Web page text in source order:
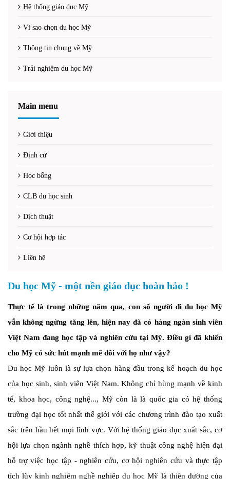
Hệ thống giáo dục Mỹ
Vì sao chọn du học Mỹ
Thông tin chung về Mỹ
Trải nghiệm du học Mỹ
Main menu
Giới thiệu
Định cư
Học bổng
CLB du học sinh
Dịch thuật
Cơ hội hợp tác
Liên hệ
Du học Mỹ - một nền giáo dục hoàn hảo !
Thực tế là trong những năm qua, con số người đi du học Mỹ
vẫn không ngừng tăng lên, hiện nay đã có hàng ngàn sinh viên
Việt Nam đang học tập và nghiên cứu tại Mỹ. Điều gì đã khiến
cho Mỹ có sức hút mạnh mẽ đối với họ như vậy?
Du học Mỹ luôn là sự lựa chọn hàng đầu trong kế hoạch du học
của học sinh, sinh viên Việt Nam. Không chỉ hùng mạnh về kinh
tế, khoa học, công nghệ..., Mỹ còn là là quốc gia có hệ thống
trường đại học tốt nhất thế giới với các chương trình đào tạo xuất
sắc trên hầu hết mọi lĩnh vực. Với hệ thống giáo dục xuất sắc, cơ
hội lựa chọn ngành nghề thích hợp, kỹ thuật công nghệ hiện đại
hỗ trợ việc học tập - nghiên cứu, cơ hội nghiên cứu và thực tập
tích lũy kinh nghiệm nghề nghiệp du học Mỹ là thiên đường của